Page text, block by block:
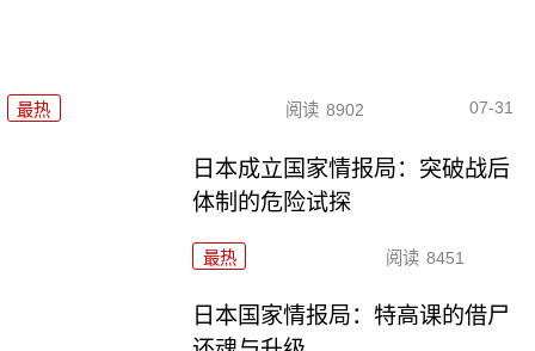
最热 阅读 8902 07-31
日本成立国家情报局：突破战后
体制的危险试探
最热 阅读 8451
日本国家情报局：特高课的借尸